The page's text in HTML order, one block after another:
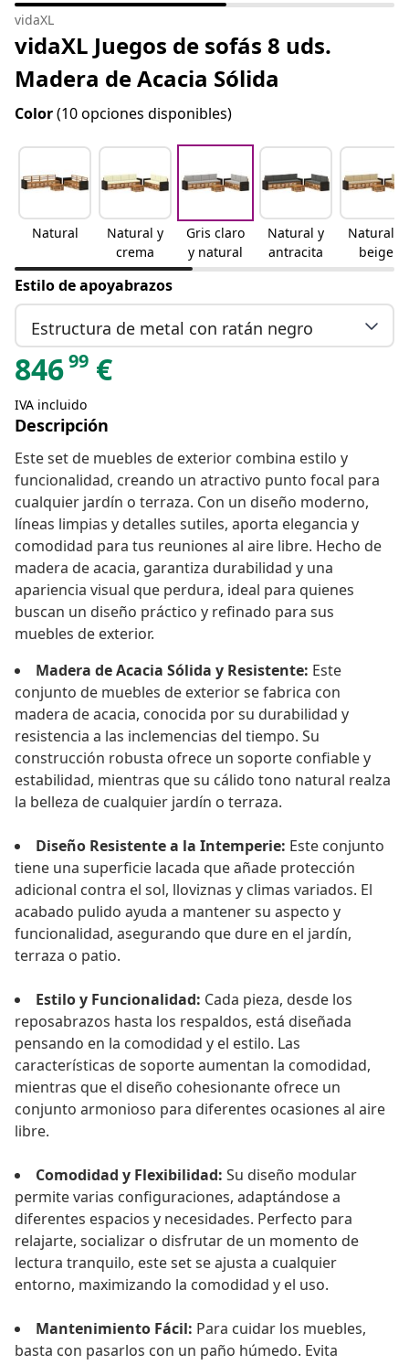
vidaXL
vidaXL Juegos de sofás 8 uds.
Madera de Acacia Sólida
Color(10 opciones disponibles)
Natural
Natural y
crema
Gris claro
y natural
Natural y
antracita
Natural y
beige
Estilo de apoyabrazos
Estructura de metal con ratán negro
84699 €
IVA incluido
Descripción
Este set de muebles de exterior combina estilo y
funcionalidad, creando un atractivo punto focal para
cualquier jardín o terraza. Con un diseño moderno,
líneas limpias y detalles sutiles, aporta elegancia y
comodidad para tus reuniones al aire libre. Hecho de
madera de acacia, garantiza durabilidad y una
apariencia visual que perdura, ideal para quienes
buscan un diseño práctico y refinado para sus
muebles de exterior.
Madera de Acacia Sólida y Resistente: Este
conjunto de muebles de exterior se fabrica con
madera de acacia, conocida por su durabilidad y
resistencia a las inclemencias del tiempo. Su
construcción robusta ofrece un soporte confiable y
estabilidad, mientras que su cálido tono natural realza
la belleza de cualquier jardín o terraza.
Diseño Resistente a la Intemperie: Este conjunto
tiene una superficie lacada que añade protección
adicional contra el sol, lloviznas y climas variados. El
acabado pulido ayuda a mantener su aspecto y
funcionalidad, asegurando que dure en el jardín,
terraza o patio.
Estilo y Funcionalidad: Cada pieza, desde los
reposabrazos hasta los respaldos, está diseñada
pensando en la comodidad y el estilo. Las
características de soporte aumentan la comodidad,
mientras que el diseño cohesionante ofrece un
conjunto armonioso para diferentes ocasiones al aire
libre.
Comodidad y Flexibilidad: Su diseño modular
permite varias configuraciones, adaptándose a
diferentes espacios y necesidades. Perfecto para
relajarte, socializar o disfrutar de un momento de
lectura tranquilo, este set se ajusta a cualquier
entorno, maximizando la comodidad y el uso.
Mantenimiento Fácil: Para cuidar los muebles,
basta con pasarlos con un paño húmedo. Evita